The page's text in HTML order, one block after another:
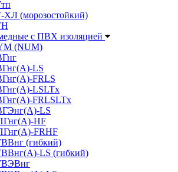
ХЛ (морозостойкий)
с ПВХ изоляцией
(NUM)
LS
FRLS
LSLTx
FRLSLTx
LS
HF
FRHF
(гибкий)
LS (гибкий)